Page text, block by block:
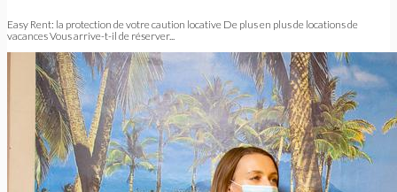
Easy Rent: la protection de votre caution locative De plus en plus de locations de
vacances Vous arrive-t-il de réserver...